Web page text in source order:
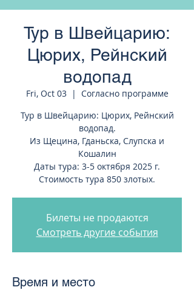
Тур в Швейцарию:
Цюрих, Рейнский
водопад
Fri, Oct 03
  |
Согласно программе
Тур в Швейцарию: Цюрих, Рейнский
водопад.
Из Щецина, Гданьска, Слупска и
Кошалин
Даты тура: 3-5 октября 2025 г.
Стоимость тура 850 злотых.
Билеты не продаются
Смотреть другие события
Время и место